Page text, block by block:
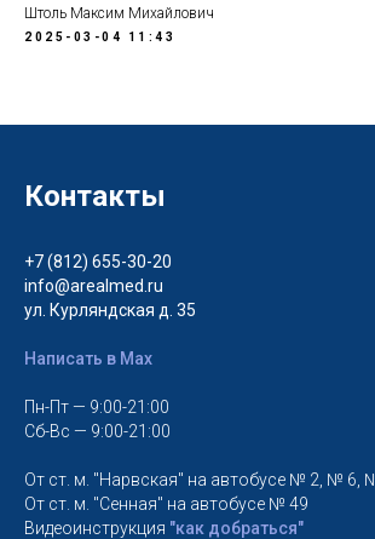
Штоль Максим Михайлович
2025-03-04 11:43
Контакты
+7 (812) 655-30-20
info@arealmed.ru
ул. Курляндская д. 35
Написать в Max
Пн-Пт — 9:00-21:00
Сб-Вс — 9:00-21:00
От ст. м. "Нарвская" на автобусе № 2, № 6,
От ст. м. "Сенная" на автобусе № 49
Видеоинструкция "как добраться"